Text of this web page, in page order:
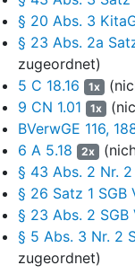
den
nach sechzehn
Stufe 6 gezahlt. Bei
sei die Stufe 5
Kalkulation der
ergebe sich, dass
zusätzlich weniger
Krankheitsfall
unterschreite der
übliche Vergütung
6
Vor bzw. in der
das
§ 20 Abs. 3
§ 23 Abs. 2a
zugeordnet)
5 C 18.16
1x
9 CN 1.01
1x
BVerwGE 116,
6 A 5.18
2x
§ 43 Abs. 2 Nr.
§ 26 Satz 1 SGB
§ 23 Abs. 2 SGB
§ 5 Abs. 3 Nr. 2
zugeordnet)